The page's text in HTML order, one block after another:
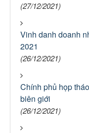
(27/12/2021)
Vinh danh doanh
2021
(26/12/2021)
Chính phủ họp
biên giới
(26/12/2021)